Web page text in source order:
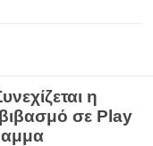
η
σε Play